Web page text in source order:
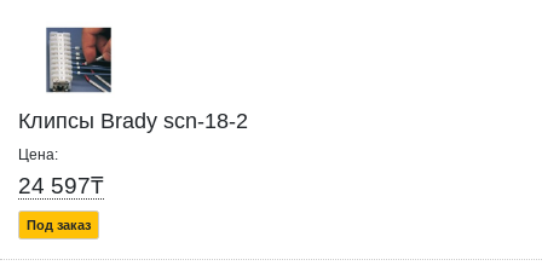
Клипсы Brady scn-18-2
Цена:
24 597₸
Под заказ